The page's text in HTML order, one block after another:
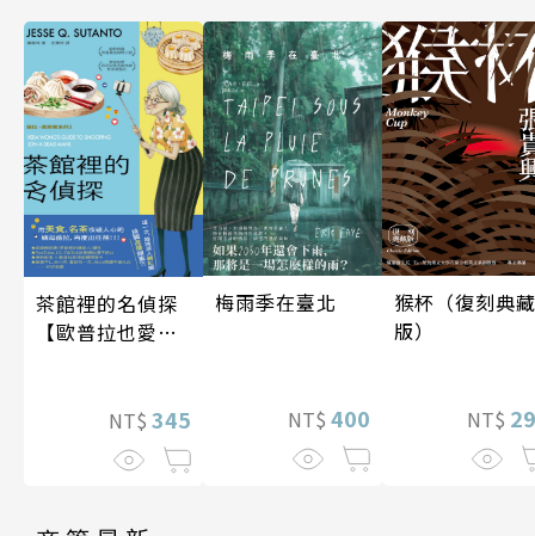
茶館裡的名偵探
【歐普拉也愛！
《茶館裡的嫌疑
人》續作】
NT$ 345
梅雨季在臺北
NT$ 400
猴杯（復刻典藏
版）
NT$